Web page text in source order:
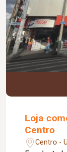
Loja
Centro
Centro -